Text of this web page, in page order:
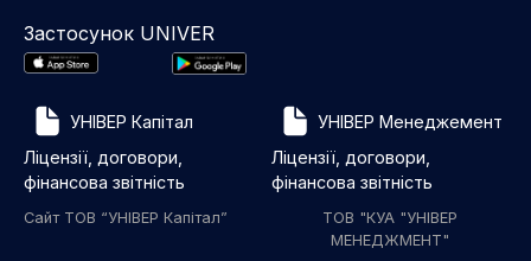
Застосунок UNIVER
УНІВЕР Капітал
Ліцензії, договори,
фінансова звітність
Сайт ТОВ “УНІВЕР Капітал”
УНІВЕР Менеджемент
Ліцензії, договори,
фінансова звітність
ТОВ "КУА "УНІВЕР
МЕНЕДЖМЕНТ"